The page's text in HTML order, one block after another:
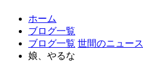
ホーム
ブログ一覧
ブログ一覧 世間のニュース
娘、やるな